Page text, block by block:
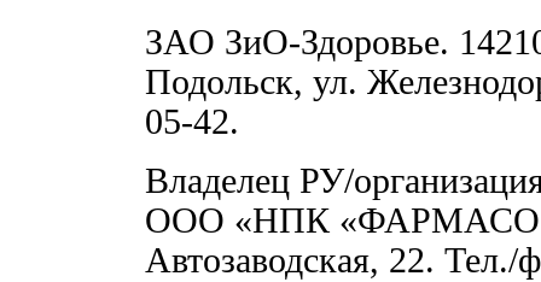
ЗАО ЗиО-Здоровье.
Подольск, ул.
05-42.
Владелец РУ/
ООО «НПК
Автозаводская, 22. Тел./